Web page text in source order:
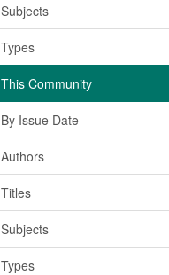
Subjects
Types
This Community
By Issue Date
Authors
Titles
Subjects
Types